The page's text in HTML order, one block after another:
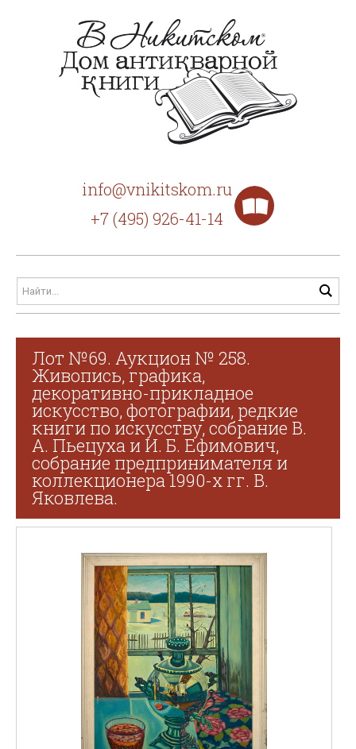
info@vnikitskom.ru
+7 (495) 926-41-14
Лот №69. Аукцион № 258.
Живопись, графика,
декоративно-прикладное
искусство, фотографии, редкие
книги по искусству, собрание В.
А. Пьецуха и И. Б. Ефимович,
собрание предпринимателя и
коллекционера 1990-х гг. В.
Яковлева.